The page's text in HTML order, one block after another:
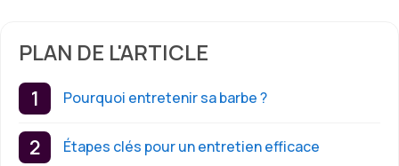
PLAN DE L'ARTICLE
Pourquoi entretenir sa barbe ?
Étapes clés pour un entretien efficace